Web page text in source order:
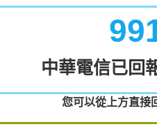
中華電信已回
您可以從上方直接